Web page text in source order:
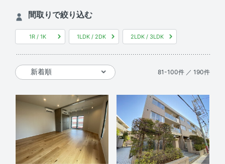
間取りで絞り込む
1R / 1K 1LDK / 2DK 2LDK / 3LDK
81-100件 ／ 190件